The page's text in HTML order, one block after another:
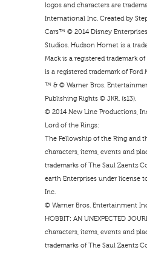
logos and characters are
International Inc. Created by
Cars™ © 2014 Disney
Studios. Hudson Hornet is a
Mack is a registered trademark
is a registered trademark of Ford
™ & © Warner Bros.
Publishing Rights © JKR. (s13).
© 2014 New Line Productions,
Lord of the Rings:
The Fellowship of the Ring and
characters, items, events and
trademarks of The Saul Zaentz
earth Enterprises under license
Inc.
© Warner Bros. Entertainment
HOBBIT: AN UNEXPECTED
characters, items, events and
trademarks of The Saul Zaentz